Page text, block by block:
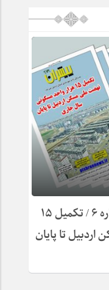
صفحه الکترونیکی پیشران نیوز شماره ۶ / تکمیل ۱۵
تا پایان